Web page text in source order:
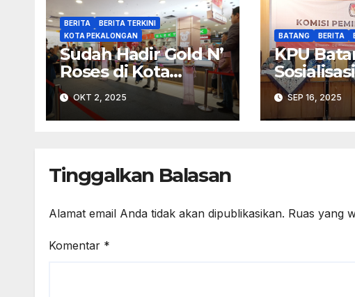
BERITA
BERITA TERKINI
KOTA PEKALONGAN
Sudah Hadir Gold N’
Roses di Kota
Pekalongan
OKT 2, 2025
BATANG BERITA
KPU
dalam
SEP 16, 2025
Tinggalkan Balasan
Alamat email Anda tidak akan dipublikasikan. Ruas yang
Komentar *